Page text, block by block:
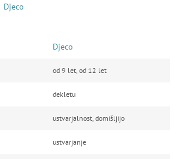
Djeco
Djeco
od 9 let, od 12 let
dekletu
ustvarjalnost, domišljijo
ustvarjanje